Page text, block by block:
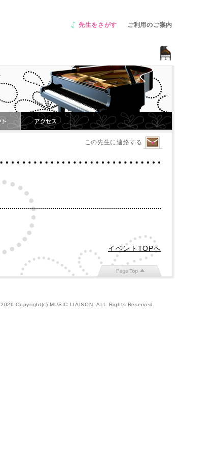
ご利用のご案内
先生をさがす
この先生に連絡する
イベントTOPへ
2026 Copyright(c) MUSIC LIAISON. ALL Rights Reserved.